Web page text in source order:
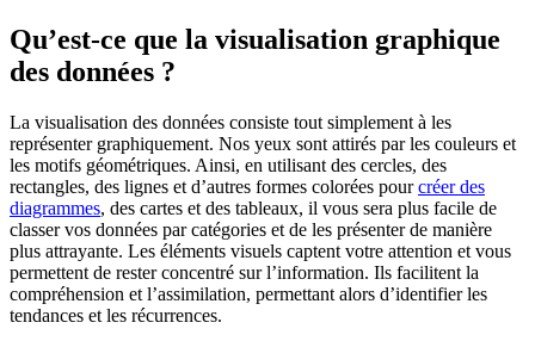
Qu’est-ce que la visualisation graphique
des données ?
La visualisation des données consiste tout simplement à les
représenter graphiquement. Nos yeux sont attirés par les couleurs et
les motifs géométriques. Ainsi, en utilisant des cercles, des
rectangles, des lignes et d’autres formes colorées pourcréer des
diagrammes, des cartes et des tableaux, il vous sera plus facile de
classer vos données par catégories et de les présenter de manière
plus attrayante. Les éléments visuels captent votre attention et vous
permettent de rester concentré sur l’information. Ils facilitent la
compréhension et l’assimilation, permettant alors d’identifier les
tendances et les récurrences.